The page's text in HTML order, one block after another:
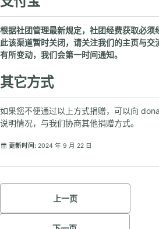
校园网常见问题
其他常见问题
提问指南
修订指南
根据社团管理最新规定，社团经费获取必须
此该渠道暂时关闭，请关注我们的主页与交
有所变动，我们会第一时间通知。
其它方式
如果您不便通过以上方式捐赠，可以向
说明情况，与我们协商其他捐赠方式。
更新时间: 2024 年 9 月 22 日
上一页